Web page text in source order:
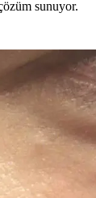
sunuyor.